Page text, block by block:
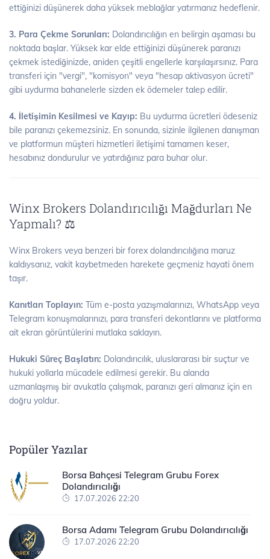
ettiğinizi düşünerek daha yüksek meblağlar yatırmanız hedeflenir.
3. Para Çekme Sorunları: Dolandırıcılığın en belirgin aşaması bu
noktada başlar. Yüksek kar elde ettiğinizi düşünerek paranızı
çekmek istediğinizde, aniden çeşitli engellerle karşılaşırsınız. Para
transferi için "vergi", "komisyon" veya "hesap aktivasyon ücreti"
gibi uydurma bahanelerle sizden ek ödemeler talep edilir.
4. İletişimin Kesilmesi ve Kayıp: Bu uydurma ücretleri ödeseniz
bile paranızı çekemezsiniz. En sonunda, sizinle ilgilenen danışman
ve platformun müşteri hizmetleri iletişimi tamamen keser,
hesabınız dondurulur ve yatırdığınız para buhar olur.
Winx Brokers Dolandırıcılığı Mağdurları Ne
Yapmalı? ⚖️
Winx Brokers veya benzeri bir forex dolandırıcılığına maruz
kaldıysanız, vakit kaybetmeden harekete geçmeniz hayati önem
taşır.
Kanıtları Toplayın: Tüm e-posta yazışmalarınızı, WhatsApp veya
Telegram konuşmalarınızı, para transferi dekontlarını ve platforma
ait ekran görüntülerini mutlaka saklayın.
Hukuki Süreç Başlatın: Dolandırıcılık, uluslararası bir suçtur ve
hukuki yollarla mücadele edilmesi gerekir. Bu alanda
uzmanlaşmış bir avukatla çalışmak, paranızı geri almanız için en
doğru yoldur.
Popüler Yazılar
Borsa Bahçesi Telegram Grubu Forex
Dolandırıcılığı
17.07.2026 22:20
Borsa Adamı Telegram Grubu Dolandırıcılığı
17.07.2026 22:20